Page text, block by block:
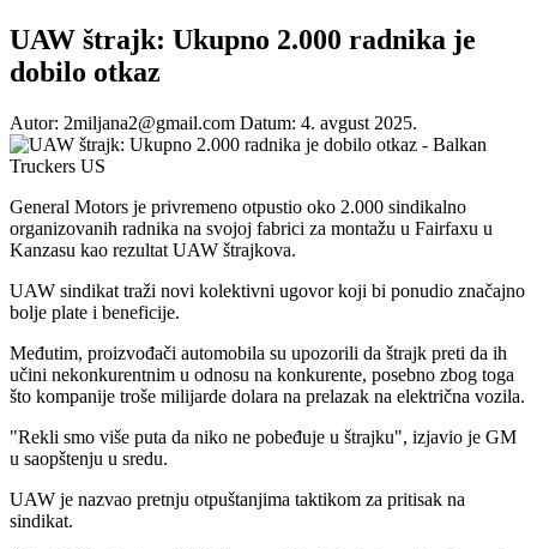
UAW štrajk: Ukupno 2.000 radnika je
dobilo otkaz
Autor: 2miljana2@gmail.com Datum: 4. avgust 2025.
General Motors je privremeno otpustio oko 2.000 sindikalno
organizovanih radnika na svojoj fabrici za montažu u Fairfaxu u
Kanzasu kao rezultat UAW štrajkova.
UAW sindikat traži novi kolektivni ugovor koji bi ponudio značajno
bolje plate i beneficije.
Međutim, proizvođači automobila su upozorili da štrajk preti da ih
učini nekonkurentnim u odnosu na konkurente, posebno zbog toga
što kompanije troše milijarde dolara na prelazak na električna vozila.
"Rekli smo više puta da niko ne pobeđuje u štrajku", izjavio je GM
u saopštenju u sredu.
UAW je nazvao pretnju otpuštanjima taktikom za pritisak na
sindikat.